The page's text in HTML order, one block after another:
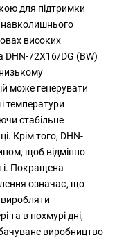
для підтримки
навколишнього
високих
DHN-72X16/DG (BW)
може генерувати
температури
стабільне
Крім того, DHN-
щоб відмінно
Покращена
означає, що
та в похмурі дні,
виробництво